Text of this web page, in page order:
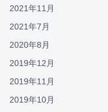
2021年11月
2021年7月
2020年8月
2019年12月
2019年11月
2019年10月